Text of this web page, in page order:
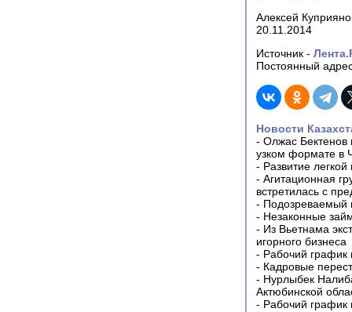
Алексей
20.11.2014
Источник -
Постоянный
Новости
- Олжас Бектенов
узком формате в
- Развитие
- Агитационная
встретилась с
- Подозреваемый
- Незаконные
- Из Вьетнама
игорного бизнеса
- Рабочий график
- Кадровые
- Нурлыбек
Актюбинской
- Рабочий график